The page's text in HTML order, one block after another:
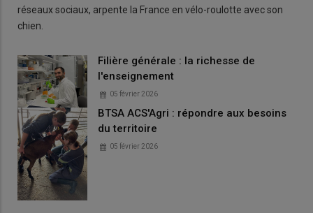
réseaux sociaux, arpente la France en vélo-roulotte avec son
chien.
Filière générale : la richesse de
l'enseignement
05 février 2026
BTSA ACS'Agri : répondre aux besoins
du territoire
05 février 2026